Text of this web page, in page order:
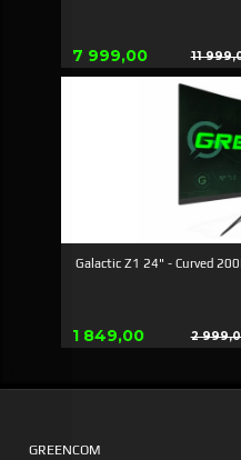
Tilbud
7 999,00 11
Galactic Z1 24" - Curved
Tilbud
1 849,00 2
GREENCOM